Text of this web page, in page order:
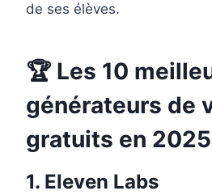
de ses élèves.
🏆 Les 10
générateurs de
gratuits en 2025
1. Eleven Labs